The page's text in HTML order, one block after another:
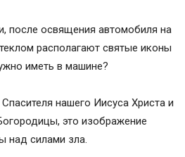
после освящения автомобиля на
располагают святые иконы
иметь в машине?
нашего Иисуса Христа и
это изображение
над силами зла.